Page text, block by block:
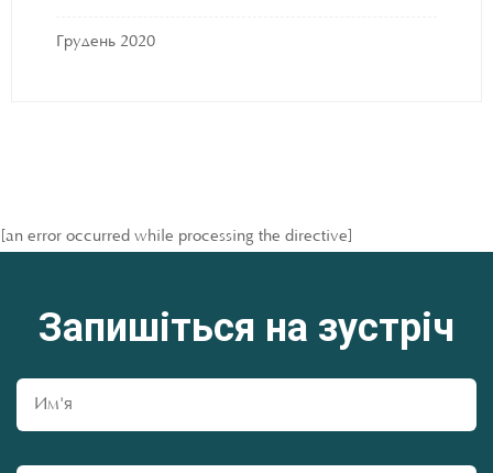
Грудень 2020
[an error occurred while processing the directive]
Запишіться на зустріч